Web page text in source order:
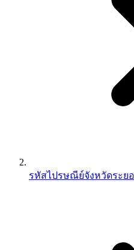
รหัสไปรษณีย์จังหวัดระย